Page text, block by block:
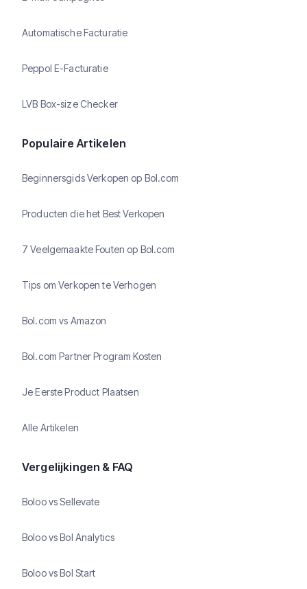
Automatische Facturatie
Peppol E-Facturatie
LVB Box-size Checker
Populaire Artikelen
Beginnersgids Verkopen op Bol.com
Producten die het Best Verkopen
7 Veelgemaakte Fouten op Bol.com
Tips om Verkopen te Verhogen
Bol.com vs Amazon
Bol.com Partner Program Kosten
Je Eerste Product Plaatsen
Alle Artikelen
Vergelijkingen & FAQ
Boloo vs Sellevate
Boloo vs Bol Analytics
Boloo vs Bol Start